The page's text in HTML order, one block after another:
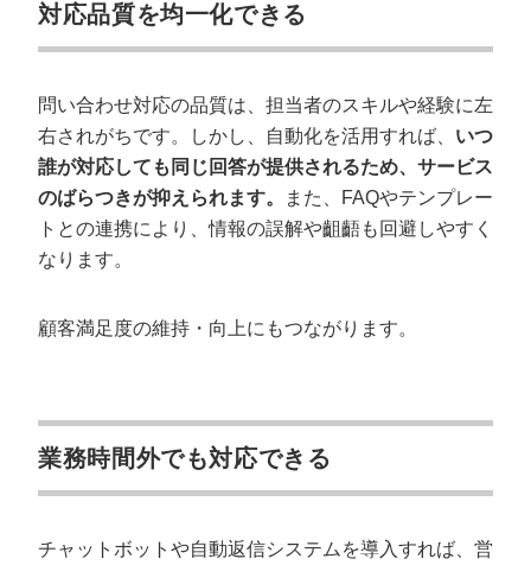
対応品質を均一化できる
問い合わせ対応の品質は、担当者のスキルや経験に左
右されがちです。しかし、自動化を活用すれば、 いつ
誰が対応しても同じ回答が提供されるため、サービス
のばらつきが抑えられます。
また、FAQやテンプレー
トとの連携により、情報の誤解や齟齬も回避しやすく
なります。
顧客満足度の維持・向上にもつながります。
業務時間外でも対応できる
チャットボットや自動返信システムを導入すれば、営